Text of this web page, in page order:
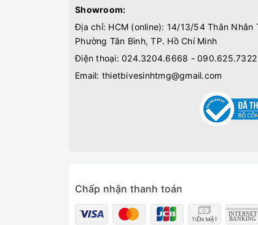
Showroom:
Địa chỉ: HCM (online): 14/13/54 Thân Nhân
Phường Tân Bình, TP. Hồ Chí Minh
Điện thoại: 024.3204.6668 - 090.625.7322
Email: thietbivesinhtmg@gmail.com
Chấp nhận thanh toán